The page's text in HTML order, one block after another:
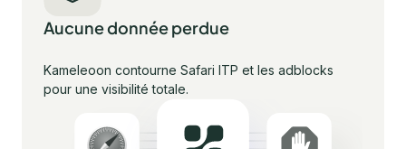
Aucune donnée perdue
Kameleoon contourne Safari ITP et les adblocks
pour une visibilité totale.